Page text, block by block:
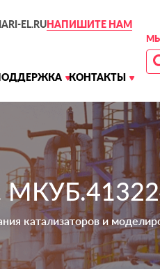
EL.RUНАПИШИТЕ НАМ
КОНТАКТЫ
катализаторов и